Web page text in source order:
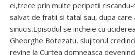
ei,trece prin multe peripetii
salvat de fratii si tatal sau, dupa care
sinucis.Episodul se incheie cu
Gheorghe Botezatu, slujitorul
revine la Curtea domneasca